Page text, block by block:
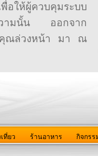
พื่อให้ผู้ควบคุมระบบ
วามนั้น ออกจาก
คุณล่วงหน้า มา ณ
ที่ยว ร้านอาหาร กิจกรร